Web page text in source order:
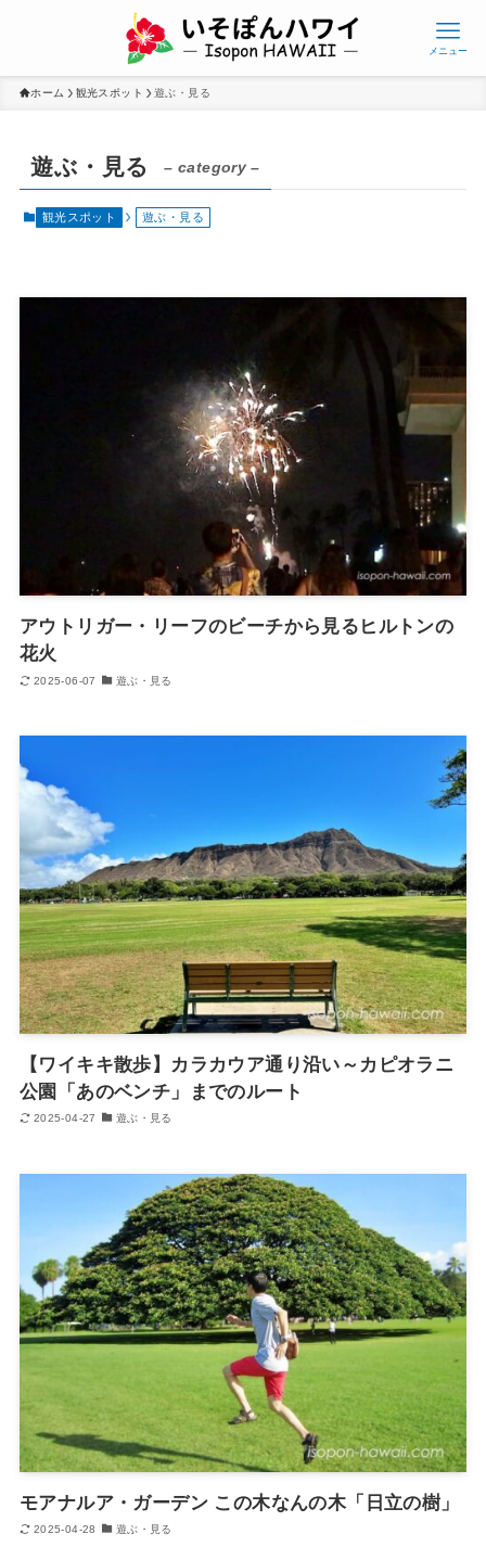
メニュー
ホーム 観光スポット 遊ぶ・見る
遊ぶ・見る – category –
観光スポット 遊ぶ・見る
アウトリガー・リーフのビーチから見るヒルトンの
花火
2025-06-07 遊ぶ・見る
【ワイキキ散歩】カラカウア通り沿い～カピオラニ
公園「あのベンチ」までのルート
2025-04-27 遊ぶ・見る
モアナルア・ガーデン この木なんの木「日立の樹」
2025-04-28 遊ぶ・見る